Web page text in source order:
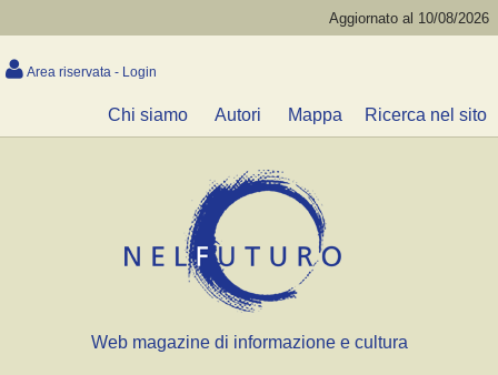
Aggiornato al 10/08/2026
Area riservata - Login
Chi siamo Autori Mappa Ricerca nel sito
Web magazine di informazione e cultura